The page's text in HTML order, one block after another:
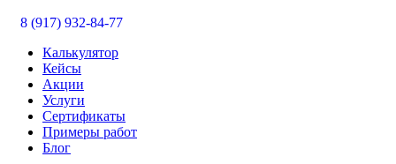
8 (917) 932-84-77
Калькулятор
Кейсы
Акции
Услуги
Сертификаты
Примеры работ
Блог